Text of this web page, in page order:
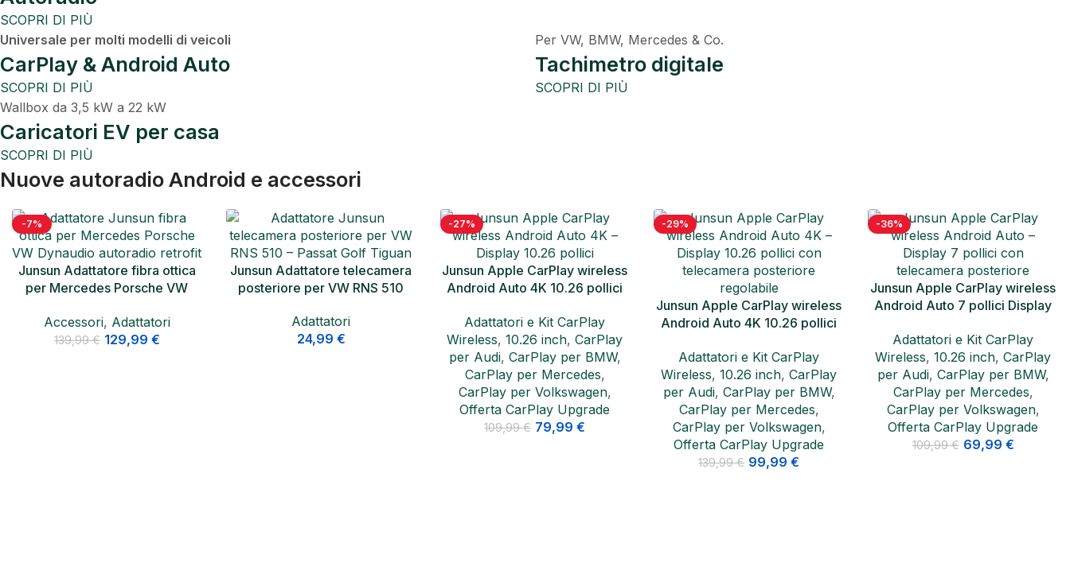
SCOPRI DI PIÙ
Universale per molti modelli di veicoli
CarPlay & Android Auto
SCOPRI DI PIÙ
Per VW, BMW, Mercedes & Co.
Tachimetro digitale
SCOPRI DI PIÙ
Wallbox da 3,5 kW a 22 kW
Caricatori EV per casa
SCOPRI DI PIÙ
Nuove autoradio Android e accessori
Junsun Adattatore telecamera
posteriore per VW RNS 510
Adattatori
24,99€
-27%
Junsun Apple CarPlay wireless
Android Auto 4K 10.26 pollici
Adattatori e Kit CarPlay
10.26 inch
-29%
Android Auto 4K 10.26 pollici
Display telecamera posteriore
regolabile
Adattatori e Kit CarPlay
Wireless,10.26 inch,CarPlay
per Audi, CarPlay per BMW
CarPlay per Mercedes,
CarPlay per Volkswagen
-36%
Junsun Apple CarPlay wireless
Android Auto 7 pollici Display
telecamera posteriore
Wireless,10.26 inch,CarPlay
per Audi,CarPlay per BMW,
CarPlay per Mercedes,
CarPlay per Volkswagen
Offerta CarPlay Upgrade
109,99€ 69,99€
-33%
Junsun Apple CarPlay wireless
Android Auto 9 pollici Display
telecamera posteriore